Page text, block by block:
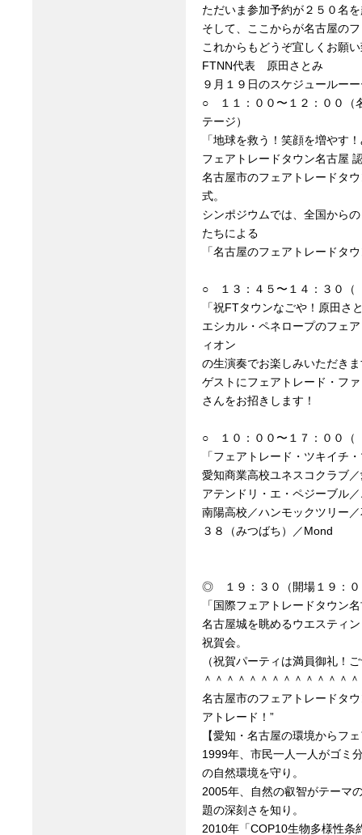
ただいま参加予約が２５０名
そして、ここからが名古屋の
これからもどうぞ宜しくお願
FTNN代表 原田さとみ
９月１９日のスケジュールー
○ １１：００〜１２：００（
テージ）
「地球を救う！笑顔を増やす
フェアトレードタウン名古屋
名古屋市のフェアトレードタ
式。
シンポジウムでは、全国から
たちによる
「名古屋のフェアトレードタ
○ １３：４５〜１４：３０（
「祝FTタウンなごや！原田さ
エシカル・ペネロープのフェ
ィオン
の生演奏でお楽しみいただき
ゲストにフェアトレード・フ
さんをお招きします！
○ １０：００〜１７：００（
「フェアトレード・ツキイチ
愛知商業高校ユネスコクラブ
アテンドリ・エ・ペジーブル
南陽高校／ハンモックツリー
３８（みつばち）／Mond
◎ １９：３０（開場１９：０
「国際フェアトレードタウン
名古屋城を眺めるウエスティ
祝賀会。
（祝賀パーティは満員御礼！
＾＾＾＾＾＾＾＾＾＾＾＾＾
名古屋市のフェアトレードタ
アトレード！”
【愛知・名古屋の環境からフ
1999年、市民一人一人がゴミ
の自然環境を守り。
2005年、自然の叡智がテーマ
題の深刻さを知り。
2010年「COP10生物多様性条